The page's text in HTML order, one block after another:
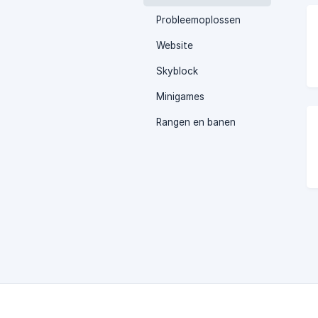
Probleemoplossen
Website
Skyblock
Minigames
Rangen en banen